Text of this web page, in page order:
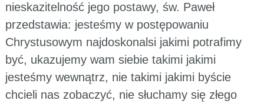
nieskazitelność jego postawy, św. Paweł
przedstawia: jesteśmy w postępowaniu
Chrystusowym najdoskonalsi jakimi potrafimy
być, ukazujemy wam siebie takimi jakimi
jesteśmy wewnątrz, nie takimi jakimi byście
chcieli nas zobaczyć, nie słuchamy się złego